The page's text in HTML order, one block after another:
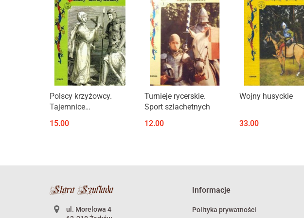
Produkt niedostępny
Polscy krzyżowcy.
Tajemnice
krucjat
15.00
Produkt niedostępny
Turnieje rycerskie.
Sport szlachetnych
12.00
Produkt niedostępny
Wojny husyckie
33.00
ul. Morelowa 4
Informacje
Polityka prywatności